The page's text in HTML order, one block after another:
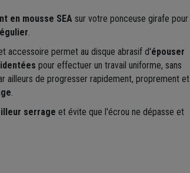
en mousse SEA sur votre ponceuse girafe pour
.
accessoire permet au disque abrasif d'épouser
pour effectuer un travail uniforme, sans
ailleurs de progresser rapidement, proprement et
.
serrage et évite que l'écrou ne dépasse et